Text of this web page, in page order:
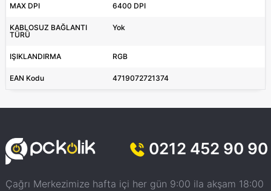
MAX DPI 6400 DPI
KABLOSUZ BAĞLANTI
TÜRÜ
Yok
IŞIKLANDIRMA RGB
EAN Kodu 4719072721374
0212 452 90 90
Çağrı Merkezimize hafta içi her gün 9:00 ila akşam 18:00